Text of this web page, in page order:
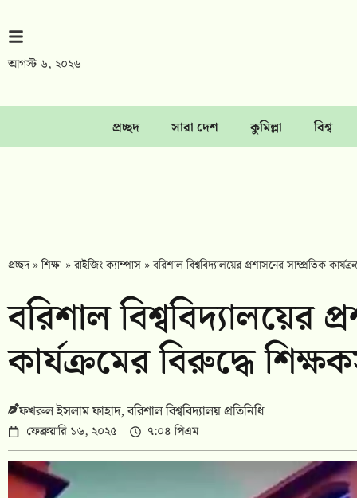
আগস্ট ৬, ২০২৬
প্রচ্ছদ সারা দেশ কুমিল্লা বিশ্ব
প্রচ্ছদ»শিক্ষা »রাইজিং ক্যাম্পাস »বরিশাল বিশ্ববিদ্যালয়ের প্রশাসনের সাম্প্রতিক
বরিশাল বিশ্ববিদ্যালয়ের
কার্যক্রমের বিরুদ্ধে
ফখরুল ইসলাম ফাহাদ, বরিশাল বিশ্ববিদ্যালয় প্রতিনিধি
ফেব্রুয়ারি ১৬, ২০২৫ ৭:০৪ পিএম